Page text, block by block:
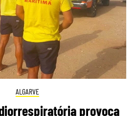
ALGARVE
provoca